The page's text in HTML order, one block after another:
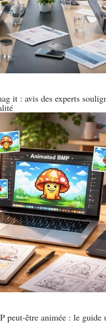
it : avis des experts
peut-être animée : le guide